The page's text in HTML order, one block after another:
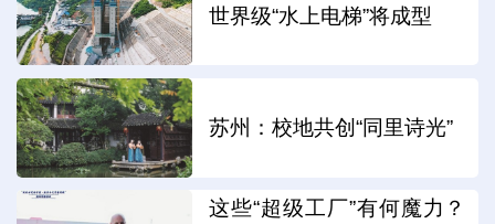
世界级“水上电梯”将成型
苏州：校地共创“同里诗光”
这些“超级工厂”有何魔力？